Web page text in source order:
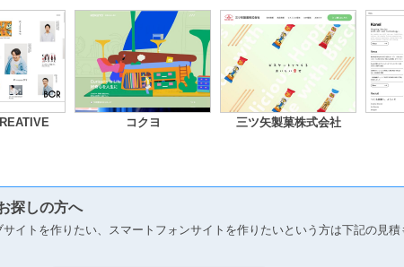
コクヨ 三ツ矢製菓株式会社
探しの方へ
イトを作りたい、スマートフォンサイトを作りたいという方は下記の見積